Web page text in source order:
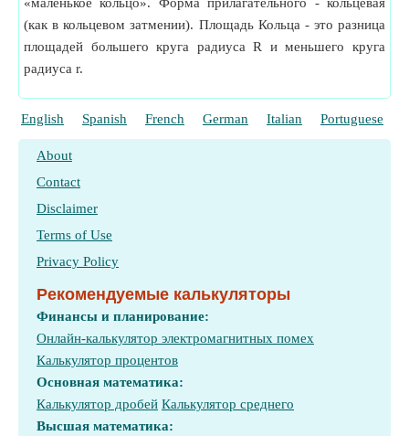
(как в кольцевом затмении). Площадь Кольца - это разница
площадей большего круга радиуса R и меньшего круга
радиуса r.
English Spanish French German Italian Portuguese
About
Contact
Disclaimer
Terms of Use
Privacy Policy
Рекомендуемые калькуляторы
Финансы и планирование:
Онлайн-калькулятор электромагнитных помех
Калькулятор процентов
Основная математика:
Калькулятор дробей Калькулятор среднего
Высшая математика: